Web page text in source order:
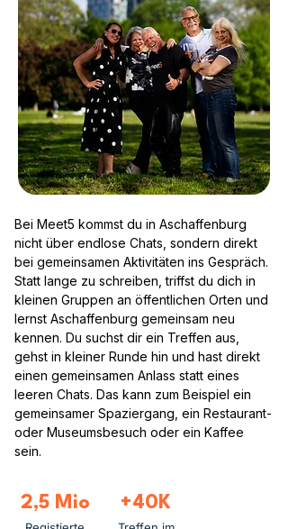
Bei Meet5 kommst du in Aschaffenburg
nicht über endlose Chats, sondern direkt
bei gemeinsamen Aktivitäten ins Gespräch.
Statt lange zu schreiben, triffst du dich in
kleinen Gruppen an öffentlichen Orten und
lernst Aschaffenburg gemeinsam neu
kennen. Du suchst dir ein Treffen aus,
gehst in kleiner Runde hin und hast direkt
einen gemeinsamen Anlass statt eines
leeren Chats. Das kann zum Beispiel ein
gemeinsamer Spaziergang, ein Restaurant-
oder Museumsbesuch oder ein Kaffee
sein.
2,5 Mio +40K